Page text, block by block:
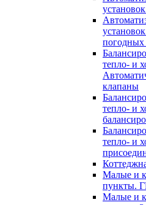
погодных
тепло- и
клапаны
тепло- и
тепло- и
Малые и
пункты.
Малые и